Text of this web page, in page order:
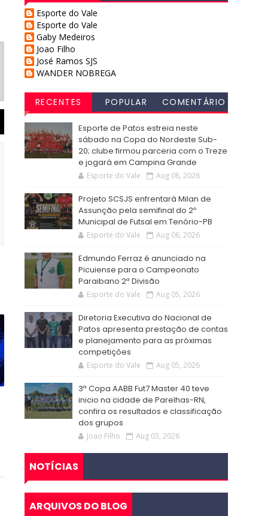
Esporte do Vale
Esporte do Vale
Gaby Medeiros
Joao Filho
José Ramos SJS
WANDER NOBREGA
RECENTES POPULAR
COMENTÁRIO
Esporte de Patos estreia neste
sábado na Copa do Nordeste Sub-
20; clube firmou parceria com o Treze
e jogará em Campina Grande
Esporte do Vale Aug 08, 2026
Projeto SCSJS enfrentará Milan de
Assunção pela semifinal do 2º
Municipal de Futsal em Tenório-PB
Esporte do Vale Aug 06, 2026
Edmundo Ferraz é anunciado na
Picuiense para o Campeonato
Paraibano 2ª Divisão
Esporte do Vale Aug 05, 2026
Diretoria Executiva do Nacional de
Patos apresenta prestação de contas
e planejamento para as próximas
competições
Esporte do Vale Aug 05, 2026
3ª Copa AABB Fut7 Master 40 teve
inicio na cidade de Parelhas-RN,
confira os resultados e classificação
dos grupos
Joao Filho Aug 03, 2026
NOTÍCIAS
ARQUIVOS DO BLOG